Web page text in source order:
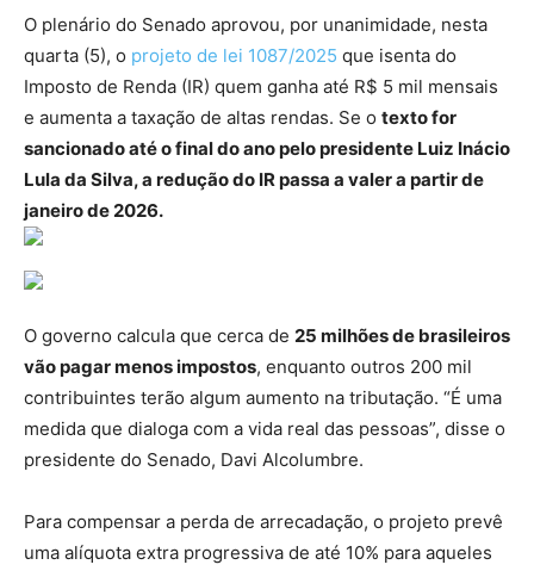
O plenário do Senado aprovou, por unanimidade, nesta
quarta (5), o projeto de lei 1087/2025 que isenta do
Imposto de Renda (IR) quem ganha até R$ 5 mil mensais
e aumenta a taxação de altas rendas. Se o texto for
sancionado até o final do ano pelo presidente Luiz Inácio
Lula da Silva, a redução do IR passa a valer a partir de
janeiro de 2026.
O governo calcula que cerca de 25 milhões de brasileiros
vão pagar menos impostos, enquanto outros 200 mil
contribuintes terão algum aumento na tributação. “É uma
medida que dialoga com a vida real das pessoas”, disse o
presidente do Senado, Davi Alcolumbre.
Para compensar a perda de arrecadação, o projeto prevê
uma alíquota extra progressiva de até 10% para aqueles